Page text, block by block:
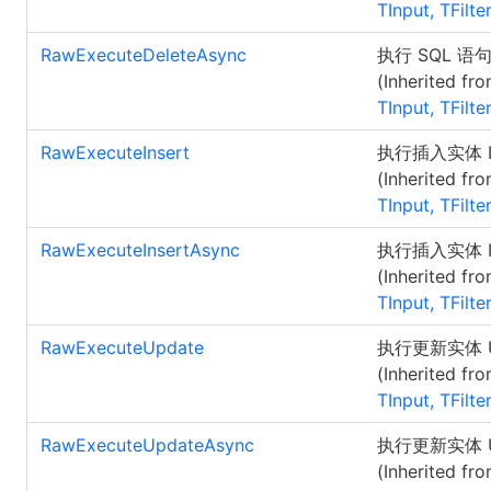
TInput, TFilter
RawExecuteDeleteAsync
执行 SQL 语
(Inherited
TInput, TFilter
RawExecuteInsert
执行插入实体
(Inherited
TInput, TFilter
RawExecuteInsertAsync
执行插入实体
(Inherited
TInput, TFilter
RawExecuteUpdate
执行更新实体
(Inherited
TInput, TFilter
RawExecuteUpdateAsync
执行更新实体
(Inherited